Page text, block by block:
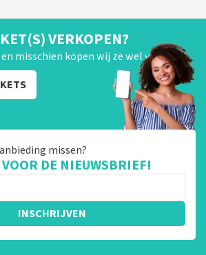
VERKOPEN?
misschien kopen wij ze wel van je!
missen?
DE NIEUWSBRIEF!
INSCHRIJVEN